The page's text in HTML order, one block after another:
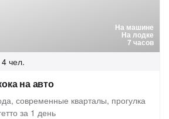
На машине
На лодке
7 часов
чел.
на авто
современные кварталы, прогулка
за 1 день